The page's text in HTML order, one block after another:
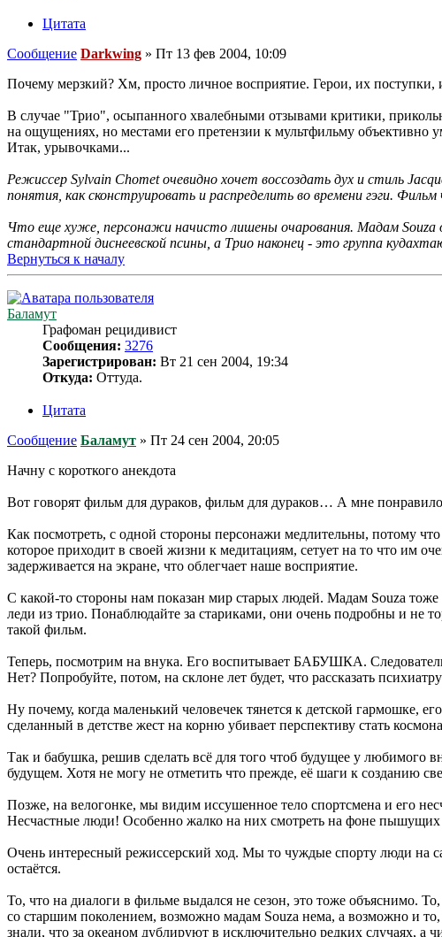
Цитата
Сообщение Darkwing » Пт 13 фев 2004, 10:09
Почему мерзкий? Хм, просто личное восприятие. Герои, их
В случае "Трио", осыпанного хвалебными отзывами критики,
на ощущениях, но местами его претензии к мультфильму объективно
Итак, урывочками...
Режиссер Sylvain Chomet очевидно хочет воссоздать дух и стиль
понятия, как сконструировать и распределить во времени гэги.
Что еще хуже, персонажи начисто лишены очарования. Мадам Souza
стандартной диснеевской псины, а Трио наконец - это группа
Вернуться к началу
Баламут
Графоман рецидивист
Сообщения: 3276
Зарегистрирован: Вт 21 сен 2004, 19:34
Откуда: Оттуда.
Цитата
Сообщение Баламут » Пт 24 сен 2004, 20:05
Начну с короткого анекдота
Вот говорят фильм для дураков, фильм для дураков… А мне
Как посмотреть, с одной стороны персонажи медлительны, потому
которое приходит в своей жизни к медитациям, сетует на то что им
задерживается на экране, что облегчает наше восприятие.
С какой-то стороны нам показан мир старых людей. Мадам Souza
леди из трио. Понаблюдайте за стариками, они очень подробны и не
такой фильм.
Теперь, посмотрим на внука. Его воспитывает БАБУШКА.
Нет? Попробуйте, потом, на склоне лет будет, что рассказать
Ну почему, когда маленький человечек тянется к детской гармошке,
сделанный в детстве жест на корню убивает перспективу стать
Так и бабушка, решив сделать всё для того чтоб будущее у любимого
будущем. Хотя не могу не отметить что прежде, её шаги к созданию
Позже, на велогонке, мы видим иссушенное тело спортсмена и его
Несчастные люди! Особенно жалко на них смотреть на фоне
Очень интересный режиссерский ход. Мы то чуждые спорту люди на
остаётся.
То, что на диалоги в фильме выдался не сезон, это тоже объяснимо.
со старшим поколением, возможно мадам Souza нема, а возможно и
знали, что за океаном дублируют в исключительно редких случаях, а